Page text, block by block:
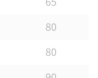
80
80